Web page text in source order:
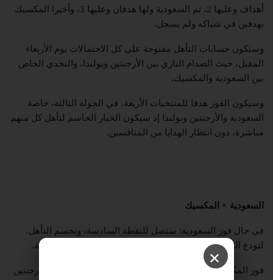
أهداف وعليها 2، ثم السعودية ولها هدفان وعليها 3، وأخيرا المكسيك
بهدفين في شباكه ولم يسجل.
وستكون حسابات التأهل مفتوحة على كل الاحتمالات يوم الأربعاء
المقبل، حيث الصدام الناري بين الأرجنتين وبولندا، والتحدي الخاص
بين السعودية والمكسيك.
وسيكون الفوز هدفا للمنتخبات الأربعة، في الجولة الثالثة، خاصة
السعودية والأرجنتين وبولندا إذ سيكون الخيار الحاسم لتأهل كل منهم
مباشرة، دون انتظار الهدايا من المنافسين.
السعودية × المكسيك
في حال فوز السعودية: ستصل للنقطة السادسة، وتحسم التأهل،
لتودع المكسيك البطولة، إذ سيتوقف رصيدها عند نقطة واحدة.
فوز المكسيك: سيرتفع رصيده إلى النقطة 4، وينتظر نتيجة الأرجنتين
✕